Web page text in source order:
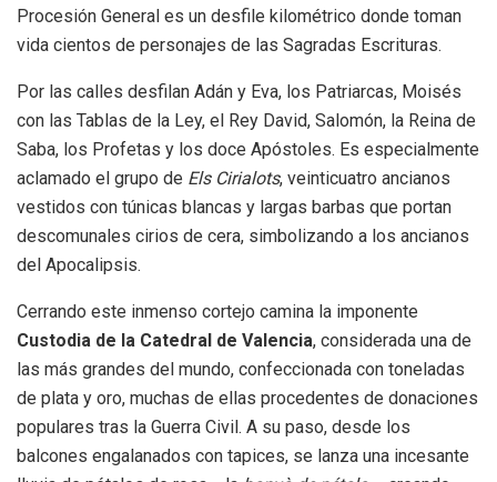
Procesión General es un desfile kilométrico donde toman
vida cientos de personajes de las Sagradas Escrituras.
Por las calles desfilan Adán y Eva, los Patriarcas, Moisés
con las Tablas de la Ley, el Rey David, Salomón, la Reina de
Saba, los Profetas y los doce Apóstoles. Es especialmente
aclamado el grupo de Els Cirialots, veinticuatro ancianos
vestidos con túnicas blancas y largas barbas que portan
descomunales cirios de cera, simbolizando a los ancianos
del Apocalipsis.
Cerrando este inmenso cortejo camina la imponente
Custodia de la Catedral de Valencia, considerada una de
las más grandes del mundo, confeccionada con toneladas
de plata y oro, muchas de ellas procedentes de donaciones
populares tras la Guerra Civil. A su paso, desde los
balcones engalanados con tapices, se lanza una incesante